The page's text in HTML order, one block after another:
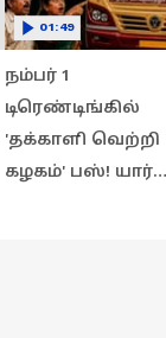
நம்பர் 1
டிரெண்டிங்கில்
'தக்காளி வெற்றி
கழகம்' பஸ்! யார்
01:49